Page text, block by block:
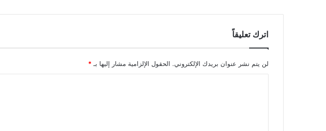
اترك تعليقاً
لن يتم نشر عنوان بريدك الإلكتروني. الحقول الإلزامية مشار إليها بـ *